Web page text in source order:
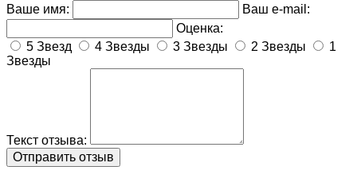
Ваше имя:
Ваш e-mail:
Оценка:
5 Звезд
4 Звезды 3 Звезды 2 Звезды
1
Звезды
Текст отзыва: